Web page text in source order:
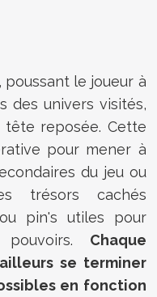
le joueur à
des univers visités,
reposée. Cette
pour mener à
du jeu ou
trésors cachés
pin's utiles pour
pouvoirs. Chaque
se terminer
en fonction